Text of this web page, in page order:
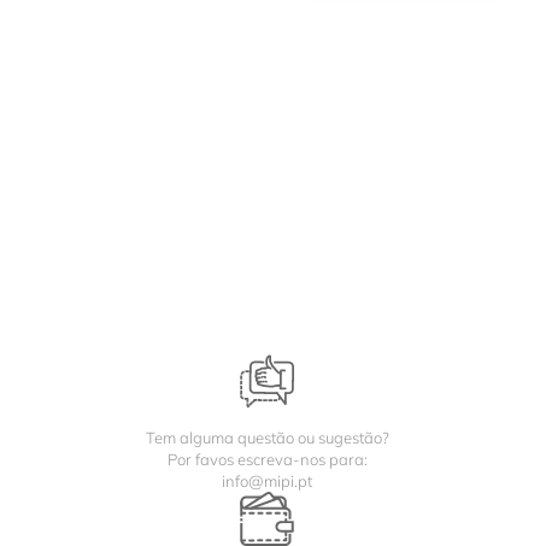
Tem alguma questão ou sugestão?
Por favos escreva-nos para:
info@mipi.pt